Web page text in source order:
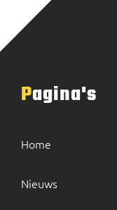
Pagina's
Home
Nieuws